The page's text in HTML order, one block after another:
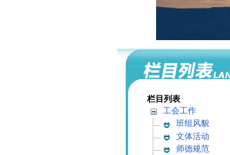
栏目列表
工会工作
班组风貌
文体活动
师德规范